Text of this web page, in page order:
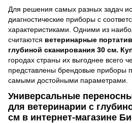
Для решения самых разных задач
диагностические приборы с
характеристиками. Одними из
считаются ветеринарные
глубиной сканирования 30 см.
городах страны их выгоднее всего
представлены брендовые приборы
самыми достойными параметрами.
Универсальные
для ветеринарии с
см в интернет-магазине